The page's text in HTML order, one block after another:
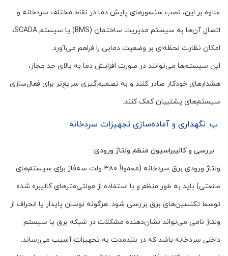
علاوه بر این، نصب سنسورهای پایش دما در نقاط مختلف سردخانه و
اتصال آن‌ها به سیستم مدیریت ساختمان (BMS) یا سیستم SCADA،
امکان نظارت لحظه‌ای بر وضعیت دمایی را فراهم می‌آورد.
این سیستم‌ها می‌توانند در صورت افزایش دما به بالای حد مجاز،
هشدارهای خودکار صادر کنند و به تصمیم‌گیری سریع‌تر برای فعال‌سازی
سیستم‌های پشتیبان کمک کنند.
ب. نگهداری و آماده‌سازی تجهیزات سردخانه
بررسی و کالیبراسیون منظم ولتاژ ورودی:
ولتاژ ورودی برق سردخانه (معمولاً ۳۸۰ ولت سه‌فاز برای سیستم‌های
صنعتی) باید به طور منظم و با استفاده از مولتی‌مترهای کالیبره شده
توسط تکنسین‌های برق بررسی شود. هرگونه نوسان پایدار یا انحراف از
ولتاژ نامی می‌تواند نشان‌دهنده مشکلات در شبکه برق یا سیستم
داخلی سردخانه باشد که در بلندمدت به تجهیزات آسیب می‌رساند.